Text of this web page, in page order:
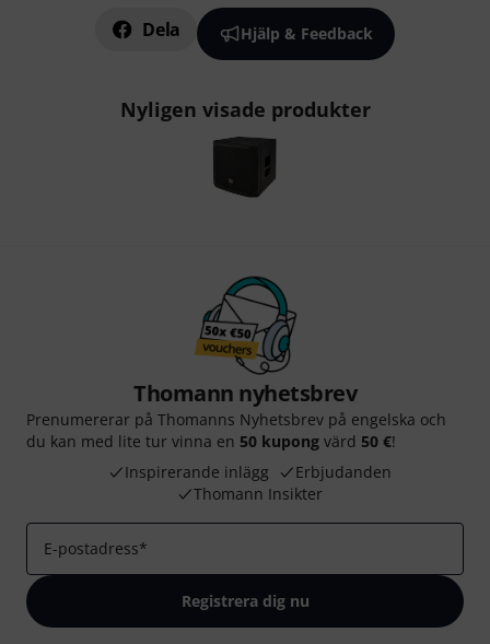
Dela Hjälp & Feedback
Nyligen visade produkter
Thomann nyhetsbrev
Prenumererar på Thomanns Nyhetsbrev på engelska och
du kan med lite tur vinna en 50 kupong värd 50 €!
Inspirerande inlägg
Erbjudanden
Thomann Insikter
E-postadress*
Registrera dig nu